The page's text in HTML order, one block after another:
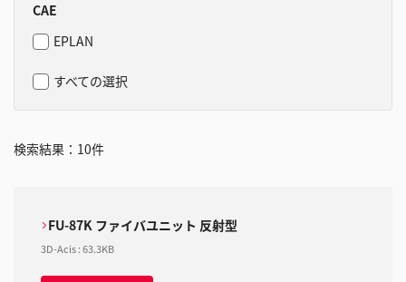
CAE
EPLAN
すべての選択
検索結果： 10件
FU-87K ファイバユニット 反射型
3D-Acis:63.3KB